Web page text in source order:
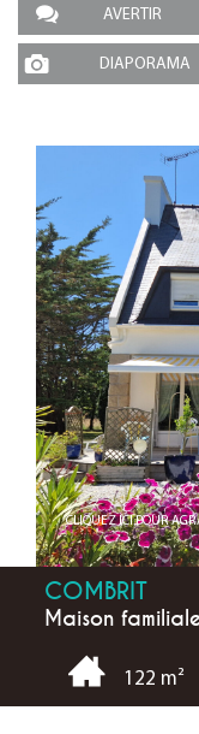
AVERTIR
DIAPORAMA
CLIQUEZ ICI POUR
COMBRIT
Maison
122 m²